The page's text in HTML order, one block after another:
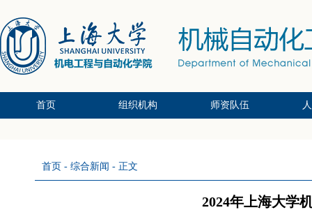
首页 组织机构 师资队伍
首页 - 综合新闻 - 正文
2024年上海大学